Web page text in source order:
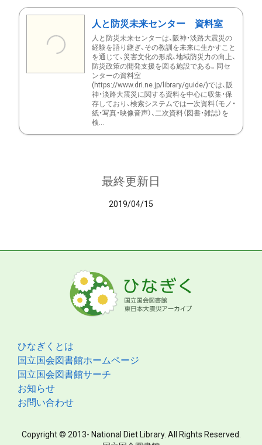
人と防災未来センター 資料室
人と防災未来センターは、阪神・淡路大震災の
経験を語り継ぎ、その教訓を未来に生かすこと
を通じて、災害文化の形成、地域防災力の向上、
防災政策の開発支援を図る施設である。同セ
ンターの資料室
(https://www.dri.ne.jp/library/guide/)では、阪
神・淡路大震災に関する資料を中心に収集・保
存しており、検索システムでは一次資料（モノ・
紙・写真・映像音声）、二次資料（図書・雑誌）を
検...
最終更新日
2019/04/15
ひなぎくとは
国立国会図書館ホームページ
国立国会図書館サーチ
お知らせ
お問い合わせ
Copyright © 2013- National Diet Library. All Rights Reserved.